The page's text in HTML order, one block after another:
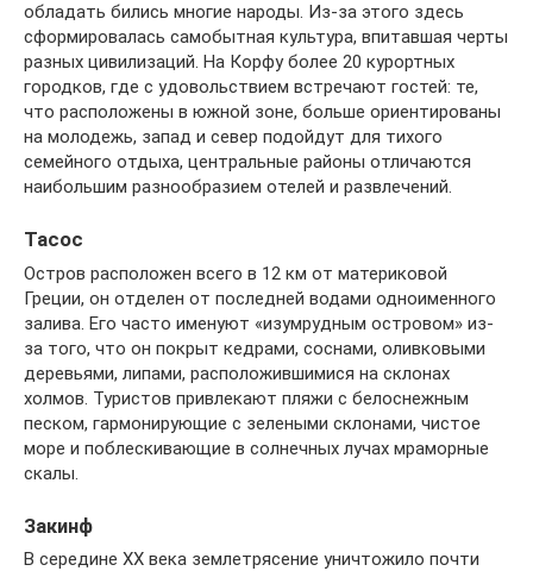
обладать бились многие народы. Из-за этого здесь
сформировалась самобытная культура, впитавшая черты
разных цивилизаций. На Корфу более 20 курортных
городков, где с удовольствием встречают гостей: те,
что расположены в южной зоне, больше ориентированы
на молодежь, запад и север подойдут для тихого
семейного отдыха, центральные районы отличаются
наибольшим разнообразием отелей и развлечений.
Тасос
Остров расположен всего в 12 км от материковой
Греции, он отделен от последней водами одноименного
залива. Его часто именуют «изумрудным островом» из-
за того, что он покрыт кедрами, соснами, оливковыми
деревьями, липами, расположившимися на склонах
холмов. Туристов привлекают пляжи с белоснежным
песком, гармонирующие с зелеными склонами, чистое
море и поблескивающие в солнечных лучах мраморные
скалы.
Закинф
В середине XX века землетрясение уничтожило почти